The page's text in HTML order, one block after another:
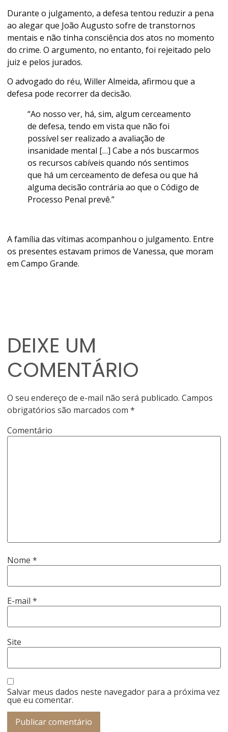
Durante o julgamento, a defesa tentou reduzir a pena
ao alegar que João Augusto sofre de transtornos
mentais e não tinha consciência dos atos no momento
do crime. O argumento, no entanto, foi rejeitado pelo
juiz e pelos jurados.
O advogado do réu, Willer Almeida, afirmou que a
defesa pode recorrer da decisão.
“Ao nosso ver, há, sim, algum cerceamento
de defesa, tendo em vista que não foi
possível ser realizado a avaliação de
insanidade mental […] Cabe a nós buscarmos
os recursos cabíveis quando nós sentimos
que há um cerceamento de defesa ou que há
alguma decisão contrária ao que o Código de
Processo Penal prevê.”
A família das vítimas acompanhou o julgamento. Entre
os presentes estavam primos de Vanessa, que moram
em Campo Grande.
DEIXE UM
COMENTÁRIO
O seu endereço de e-mail não será publicado. Campos
obrigatórios são marcados com*
Comentário
Nome*
E-mail*
Site
Salvar meus dados neste navegador para a próxima vez
que eu comentar.